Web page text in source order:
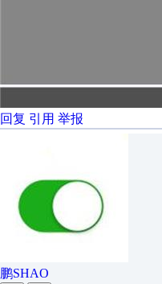
回复 引用 举报
鹏SHAO